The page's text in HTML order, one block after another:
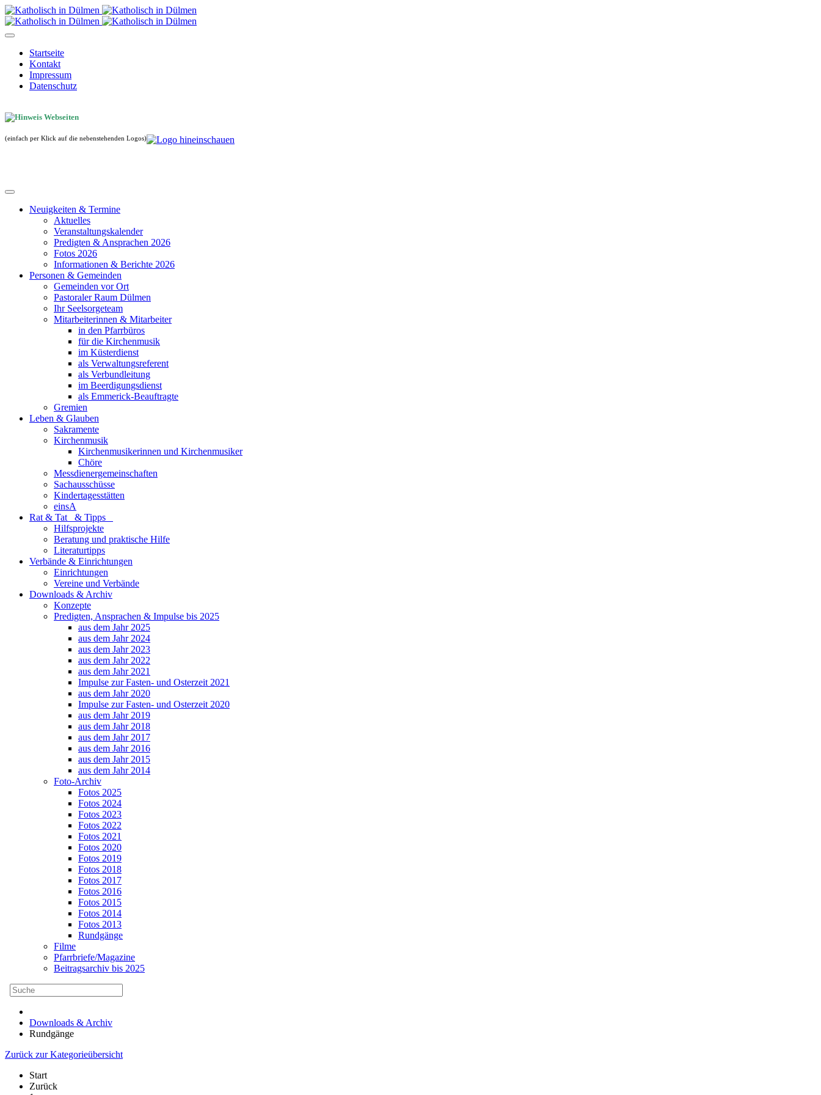
Startseite
Kontakt
Impressum
Datenschutz
(einfach per Klick auf die nebenstehenden Logos)
Neuigkeiten & Termine
Aktuelles
Veranstaltungskalender
Predigten & Ansprachen 2026
Fotos 2026
Informationen & Berichte 2026
Personen & Gemeinden
Gemeinden vor Ort
Pastoraler Raum Dülmen
Ihr Seelsorgeteam
Mitarbeiterinnen & Mitarbeiter
in den Pfarrbüros
für die Kirchenmusik
im Küsterdienst
als Verwaltungsreferent
als Verbundleitung
im Beerdigungsdienst
als Emmerick-Beauftragte
Gremien
Leben & Glauben
Sakramente
Kirchenmusik
Kirchenmusikerinnen und Kirchenmusiker
Chöre
Messdienergemeinschaften
Sachausschüsse
Kindertagesstätten
einsA
Rat & Tat & Tipps
Hilfsprojekte
Beratung und praktische Hilfe
Literaturtipps
Verbände & Einrichtungen
Einrichtungen
Vereine und Verbände
Downloads & Archiv
Konzepte
Predigten, Ansprachen & Impulse bis 2025
aus dem Jahr 2025
aus dem Jahr 2024
aus dem Jahr 2023
aus dem Jahr 2022
aus dem Jahr 2021
Impulse zur Fasten- und Osterzeit 2021
aus dem Jahr 2020
Impulse zur Fasten- und Osterzeit 2020
aus dem Jahr 2019
aus dem Jahr 2018
aus dem Jahr 2017
aus dem Jahr 2016
aus dem Jahr 2015
aus dem Jahr 2014
Foto-Archiv
Fotos 2025
Fotos 2024
Fotos 2023
Fotos 2022
Fotos 2021
Fotos 2020
Fotos 2019
Fotos 2018
Fotos 2017
Fotos 2016
Fotos 2015
Fotos 2014
Fotos 2013
Rundgänge
Filme
Pfarrbriefe/Magazine
Beitragsarchiv bis 2025
Downloads & Archiv
Rundgänge
Zurück zur Kategorieübersicht
Start
Zurück